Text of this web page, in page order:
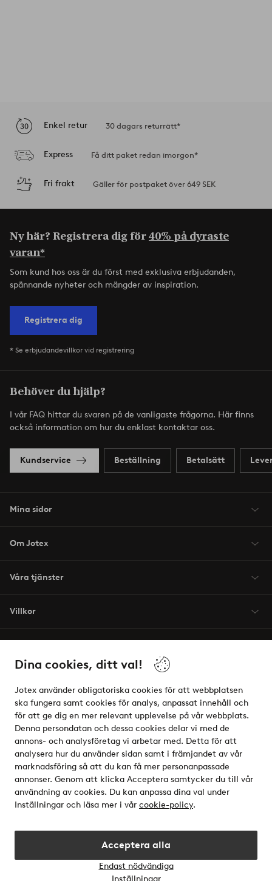
Dina cookies, ditt val!
Jotex använder obligatoriska cookies för att webbplatsen
ska fungera samt cookies för analys, anpassat innehåll och
för att ge dig en mer relevant upplevelse på vår webbplats.
Denna persondatan och dessa cookies delar vi med de
annons- och analysföretag vi arbetar med. Detta för att
analysera hur du använder sidan samt i främjandet av vår
marknadsföring så att du kan få mer personanpassade
annonser. Genom att klicka Acceptera samtycker du till vår
användning av cookies. Du kan anpassa dina val under
Inställningar och läsa mer i vår cookie-policy.
Acceptera alla
Endast nödvändiga
Inställningar
Enkel retur 30 dagars returrätt*
Express Få ditt paket redan imorgon*
Fri frakt Gäller för postpaket över 649 SEK
Ny här? Registrera dig för40% på dyraste
varan*
Som kund hos oss är du först med exklusiva erbjudanden,
spännande nyheter och mängder av inspiration.
Registrera dig
* Se erbjudandevillkor vid registrering
Behöver du hjälp?
I vår FAQ hittar du svaren på de vanligaste frågorna. Här finns
också information om hur du enklast kontaktar oss.
Kundservice Beställning Betalsätt
Mina sidor
Om Jotex
Våra tjänster
Villkor
Säkra betalningar - Betala direkt eller dela upp
Vill du veta mer om våra betalalternativ?
elpy